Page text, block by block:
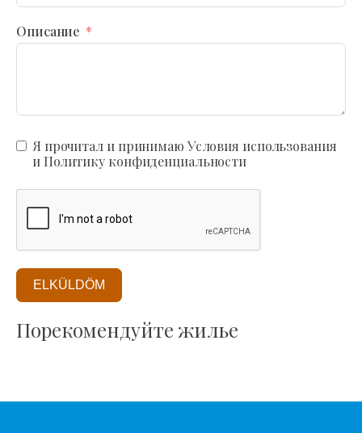
Описание
Я прочитал и принимаю Условия использования
и Политику конфиденциальности
ELKÜLDÖM
Порекомендуйте жилье